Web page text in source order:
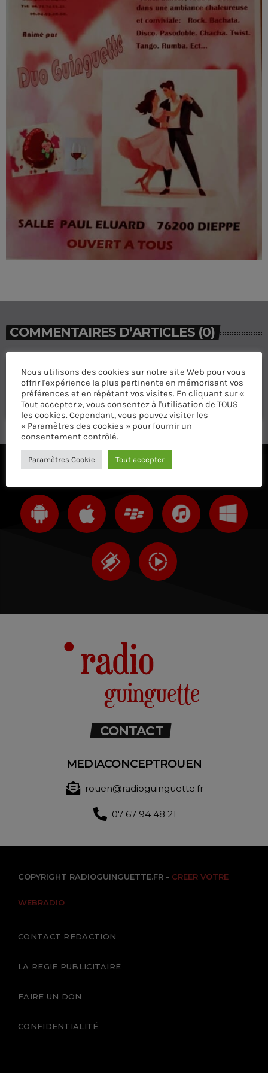
COMMENTAIRES D’ARTICLES (0)
Laisser une réponse
Vous devez être connecté pour ajouter un commentaire.
Connectez-vous maintenant
CONTACT
MEDIACONCEPTROUEN
rouen@radioguinguette.fr
07 67 94 48 21
COPYRIGHT RADIOGUINGUETTE.FR - CREER VOTRE
WEBRADIO
CONTACT REDACTION
LA REGIE PUBLICITAIRE
FAIRE UN DON
CONFIDENTIALITÉ
Nous utilisons des cookies sur notre site Web pour vous
offrir l'expérience la plus pertinente en mémorisant vos
préférences et en répétant vos visites. En cliquant sur «
Tout accepter », vous consentez à l'utilisation de TOUS
les cookies. Cependant, vous pouvez visiter les
« Paramètres des cookies » pour fournir un
consentement contrôlé.
Paramètres Cookie Tout accepter